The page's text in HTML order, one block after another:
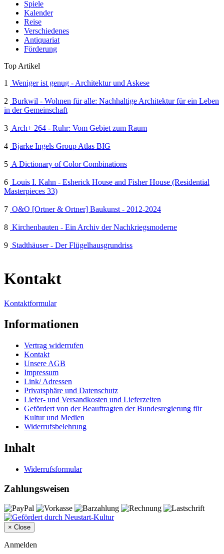
Spiele
Kalender
Reise
Verschiedenes
Antiquariat
Förderung
Top Artikel
1
Weniger ist genug - Architektur und Askese
2 Burkwil - Wohnen für alle: Nachhaltige Architektur für ein Leben
in der Gemeinschaft
3 Arch+ 264 - Ruhr: Vom Gebiet zum Raum
4 Bjarke Ingels Group Atlas BIG
5 A Dictionary of Color Combinations
6 Louis I. Kahn - Esherick House and Fisher House (Residential
Masterpieces 33)
7 O&O [Ortner & Ortner] Baukunst - 2012-2024
8 Kirchenbauten - Ein Archiv der Nachkriegsmoderne
9 Stadthäuser - Der Flügelhausgrundriss
Kontakt
Kontaktformular
Informationen
Vertrag widerrufen
Kontakt
Unsere AGB
Impressum
Link/ Adressen
Privatsphäre und Datenschutz
Liefer- und Versandkosten und Lieferzeiten
Gefördert von der Beauftragten der Bundesregierung für
Kultur und Medien
Widerrufsbelehrung
Inhalt
Widerrufsformular
Zahlungsweisen
× Close
Anmelden